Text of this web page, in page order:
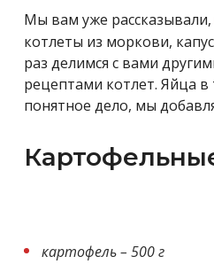
Мы вам уже рассказывали,
котлеты из моркови,
раз делимся с вами
рецептами котлет. Яйца в
понятное дело, мы
картофель – 500 г